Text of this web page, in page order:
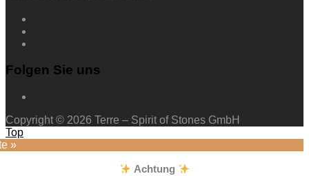
Folgen Sie uns
Copyright © 2026 Terre – Spirit of Stones GmbH
Top
»
Achtung